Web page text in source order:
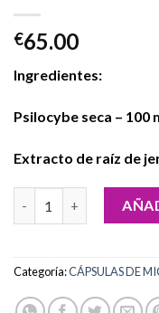
€65.00
Ingredientes:
Psilocybe seca – 100
Extracto de raíz de
Compra 100 mg de
Categoría:CÁPSULAS DE